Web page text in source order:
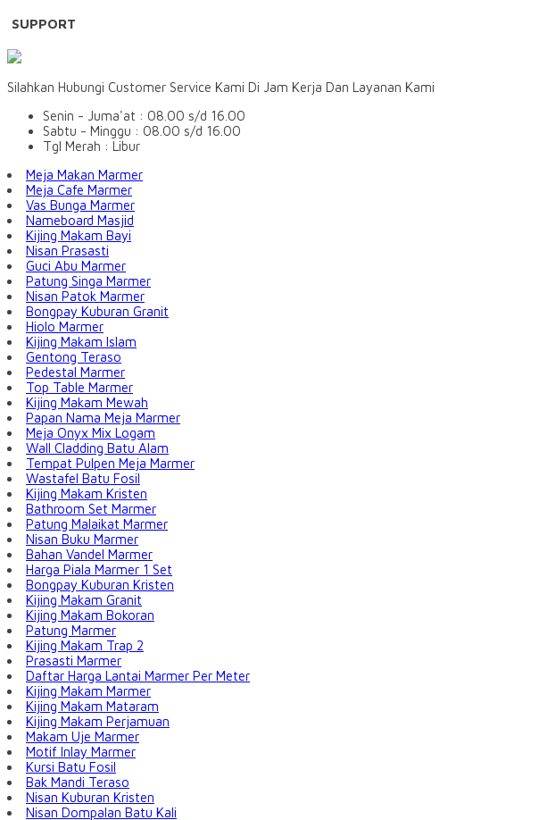
SUPPORT
Silahkan Hubungi Customer Service Kami Di Jam Kerja Dan Layanan Kami
Senin - Juma'at : 08.00 s/d 16.00
Sabtu - Minggu : 08.00 s/d 16.00
Tgl Merah : Libur
Meja Makan Marmer
Meja Cafe Marmer
Vas Bunga Marmer
Nameboard Masjid
Kijing Makam Bayi
Nisan Prasasti
Guci Abu Marmer
Patung Singa Marmer
Nisan Patok Marmer
Bongpay Kuburan Granit
Hiolo Marmer
Kijing Makam Islam
Gentong Teraso
Pedestal Marmer
Top Table Marmer
Kijing Makam Mewah
Papan Nama Meja Marmer
Meja Onyx Mix Logam
Wall Cladding Batu Alam
Tempat Pulpen Meja Marmer
Wastafel Batu Fosil
Kijing Makam Kristen
Bathroom Set Marmer
Patung Malaikat Marmer
Nisan Buku Marmer
Bahan Vandel Marmer
Harga Piala Marmer 1 Set
Bongpay Kuburan Kristen
Kijing Makam Granit
Kijing Makam Bokoran
Patung Marmer
Kijing Makam Trap 2
Prasasti Marmer
Daftar Harga Lantai Marmer Per Meter
Kijing Makam Marmer
Kijing Makam Mataram
Kijing Makam Perjamuan
Makam Uje Marmer
Motif Inlay Marmer
Kursi Batu Fosil
Bak Mandi Teraso
Nisan Kuburan Kristen
Nisan Dompalan Batu Kali